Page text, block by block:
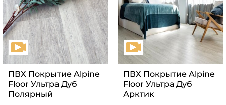
ПВХ Покрытие Alpine
Floor Ультра Дуб
Полярный
ПВХ Покрытие Alpine
Floor Ультра Дуб
Арктик